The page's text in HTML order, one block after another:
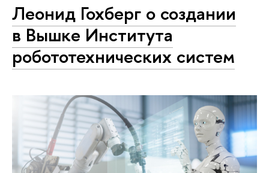
Леонид Гохберг о создании
в Вышке Института
робототехнических систем